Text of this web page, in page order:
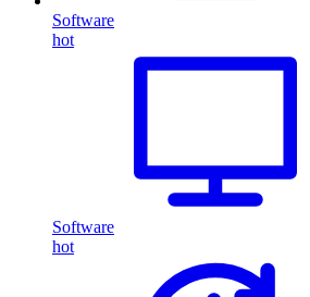
Software
hot
Software
hot